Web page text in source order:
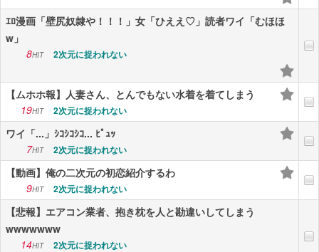
ｴﾛ漫画「壁尻奴隷や！！！」女「ひええ♡」読者ワイ「むほほ
w」
8HIT 2次元に捉われない
【ムホホ報】人妻さん、とんでもない水着を着てしまう
19HIT 2次元に捉われない
ワイ「...」ｼｺｼｺｼｺ... ﾋﾟｭｯ
7HIT 2次元に捉われない
【動画】俺の二次元の初恋紹介するわ
9HIT 2次元に捉われない
【悲報】エアコン業者、抱き枕を人と勘違いしてしまう
wwwwwww
14HIT 2次元に捉われない